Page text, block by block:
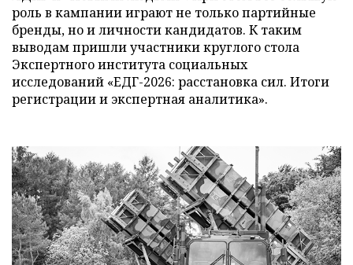
роль в кампании играют не только партийные
бренды, но и личности кандидатов. К таким
выводам пришли участники круглого стола
Экспертного института социальных
исследований «ЕДГ-2026: расстановка сил. Итоги
регистрации и экспертная аналитика».